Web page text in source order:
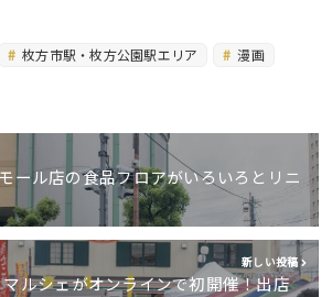
枚方市駅・枚方公園駅エリア
漫画
ール店の食品フロアがいろいろとリニ
新しい投稿
ルシェがオンラインで初開催！出店